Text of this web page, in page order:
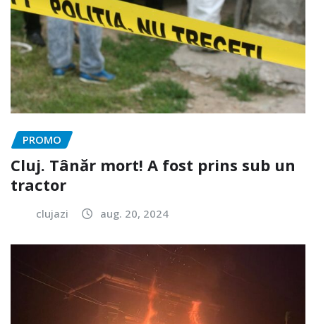
PROMO
Cluj. Tânăr mort! A fost prins sub un
tractor
clujazi aug. 20, 2024